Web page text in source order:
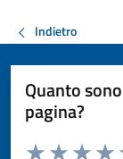
Indietro
Quanto
pagina?
Valuta da 1 a 5